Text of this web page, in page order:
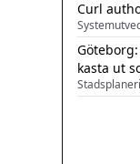
Curl
kasta ut